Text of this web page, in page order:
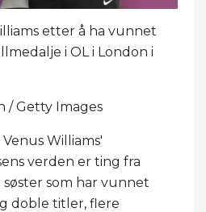
etter å ha vunnet
i OL i London i
/ Getty Images
Williams'
verden er ting fra
som har vunnet
doble titler, flere